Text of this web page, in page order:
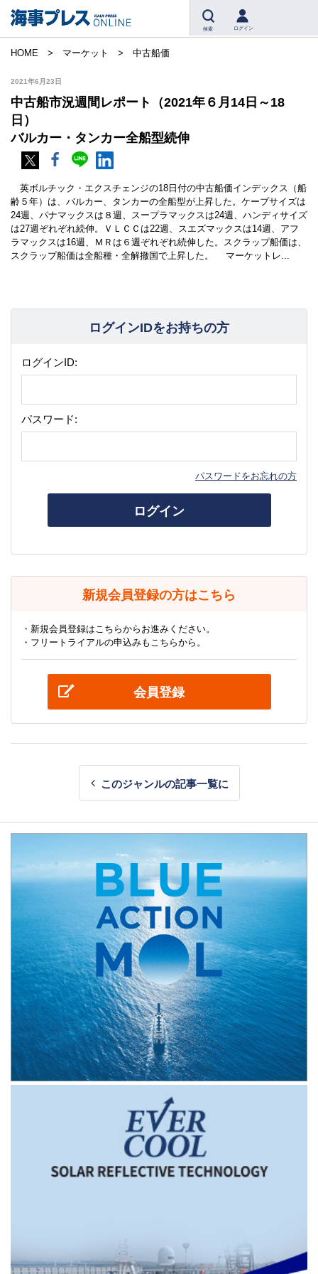
検索 ログイン
HOME マーケット 中古船価
2021年6月23日
中古船市況週間レポート（2021年６月14日～18
日）
バルカー・タンカー全船型続伸
英ボルチック・エクスチェンジの18日付の中古船価インデックス（船
齢５年）は、バルカー、タンカーの全船型が上昇した。ケープサイズは
24週、パナマックスは８週、スープラマックスは24週、ハンディサイズ
は27週ぞれぞれ続伸。ＶＬＣＣは22週、スエズマックスは14週、アフ
ラマックスは16週、ＭＲは６週ぞれぞれ続伸した。スクラップ船価は、
スクラップ船価は全船種・全解撤国で上昇した。 マーケットレ...
ログインIDをお持ちの方
ログインID:
パスワード:
パスワードをお忘れの方
ログイン
新規会員登録の方はこちら
・新規会員登録はこちらからお進みください。
・フリートライアルの申込みもこちらから。
会員登録
このジャンルの記事一覧に